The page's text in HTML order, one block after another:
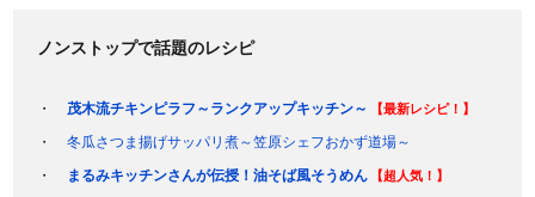
ノンストップで話題のレシピ
茂木流チキンピラフ～ランクアップキッチン～ 【最新レシピ！】
冬瓜さつま揚げサッパリ煮～笠原シェフおかず道場～
まるみキッチンさんが伝授！油そば風そうめん
【超人気！】